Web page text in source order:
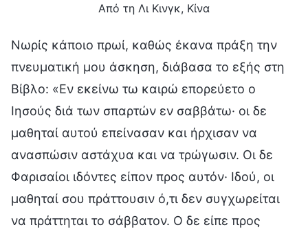
Από τη Λι Κινγκ, Κίνα
Νωρίς κάποιο πρωί, καθώς έκανα πράξη την
πνευματική μου άσκηση, διάβασα το εξής στη
Βίβλο: «Εν εκείνω τω καιρώ επορεύετο ο
Ιησούς διά των σπαρτών εν σαββάτω· οι δε
μαθηταί αυτού επείνασαν και ήρχισαν να
ανασπώσιν αστάχυα και να τρώγωσιν. Οι δε
Φαρισαίοι ιδόντες είπον προς αυτόν· Ιδού, οι
μαθηταί σου πράττουσιν ό,τι δεν συγχωρείται
να πράττηται το σάββατον. Ο δε είπε προς